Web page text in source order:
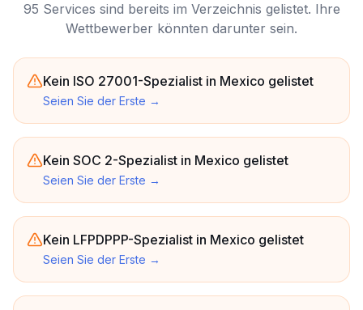
95 Services sind bereits im Verzeichnis gelistet. Ihre
Wettbewerber könnten darunter sein.
Kein ISO 27001-Spezialist in Mexico gelistet
Seien Sie der Erste →
Kein SOC 2-Spezialist in Mexico gelistet
Seien Sie der Erste →
Kein LFPDPPP-Spezialist in Mexico gelistet
Seien Sie der Erste →